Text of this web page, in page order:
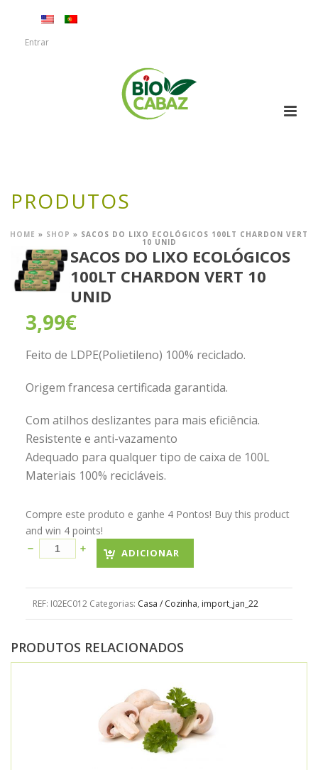
Entrar
PRODUTOS
HOME » SHOP » SACOS DO LIXO ECOLÓGICOS 100LT CHARDON VERT
10 UNID
SACOS DO LIXO ECOLÓGICOS
100LT CHARDON VERT 10
UNID
3,99€
Feito de LDPE(Polietileno) 100% reciclado.
Origem francesa certificada garantida.
Com atilhos deslizantes para mais eficiência.
Resistente e anti-vazamento
Adequado para qualquer tipo de caixa de 100L
Materiais 100% recicláveis.
Compre este produto e ganhe 4 Pontos! Buy this product
and win 4 points!
ADICIONAR
REF: I02EC012 Categorias: Casa / Cozinha, import_jan_22
PRODUTOS RELACIONADOS